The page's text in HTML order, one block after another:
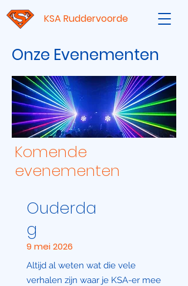
KSA Ruddervoorde
Onze Evenementen
Komende
evenementen
Ouderda
g
9 mei 2026
Altijd al weten wat die vele
verhalen zijn waar je KSA-er mee